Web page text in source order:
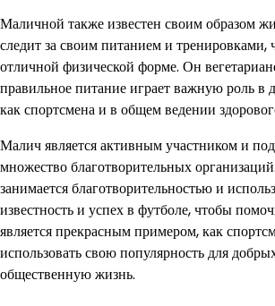
Маличной также известен своим образом
следит за своим питанием и тренировками,
отличной физической форме. Он
правильное питание играет важную роль в
как спортсмена и в общем ведении
Малич является активным участником и
множество благотворительных
занимается благотворительностью и
известность и успех в футболе, чтобы
является прекрасным примером, как
использовать свою популярность для
общественную жизнь.